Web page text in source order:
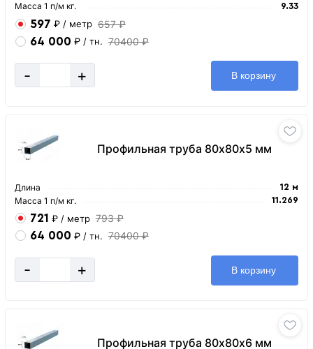
Масса 1 п/м кг. 9.33
597 ₽ / метр 657 ₽
64 000 ₽ / тн. 70400 ₽
- + В корзину
Профильная труба 80х80х5 мм
Длина 12 м
Масса 1 п/м кг. 11.269
721 ₽ / метр 793 ₽
64 000 ₽ / тн. 70400 ₽
- + В корзину
Профильная труба 80х80х6 мм